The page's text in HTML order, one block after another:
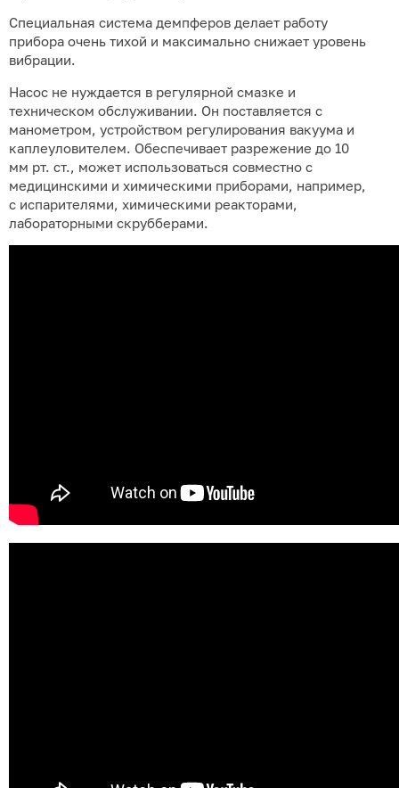
Специальная система демпферов делает работу
прибора очень тихой и максимально снижает уровень
вибрации.
Насос не нуждается в регулярной смазке и
техническом обслуживании. Он поставляется с
манометром, устройством регулирования вакуума и
каплеуловителем. Обеспечивает разрежение до 10
мм рт. ст., может использоваться совместно с
медицинскими и химическими приборами, например,
с испарителями, химическими реакторами,
лабораторными скрубберами.